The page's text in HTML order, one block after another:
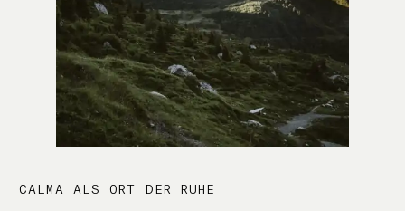
CALMA ALS ORT DER RUHE